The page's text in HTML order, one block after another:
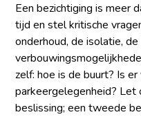
Een bezichtiging is meer
tijd en stel kritische
onderhoud, de isolatie,
zelf: hoe is de buurt? Is
parkeergelegenheid? Let
beslissing; een tweede